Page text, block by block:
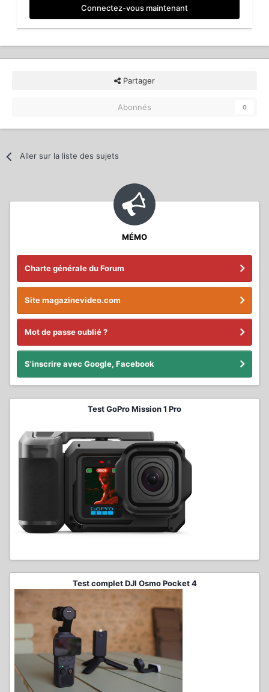
Connectez-vous maintenant
Partager
Abonnés 0
Aller sur la liste des sujets
MÉMO
Charte générale du Forum
Site magazinevideo.com
Mot de passe oublié ?
S'inscrire avec Google, Facebook
Test GoPro Mission 1 Pro
Test complet DJI Osmo Pocket 4